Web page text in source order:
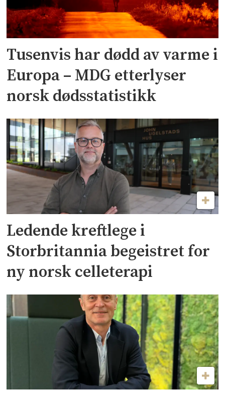
Tusenvis har dødd av varme i
Europa – MDG etterlyser
norsk dødsstatistikk
Ledende kreftlege i
Storbritannia begeistret for
ny norsk celleterapi